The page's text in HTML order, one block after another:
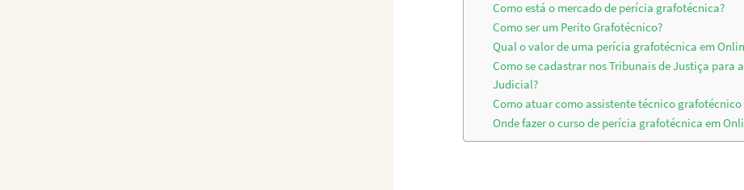
Como está o mercado de perícia grafotécnica?
Como ser um Perito Grafotécnico?
Qual o valor de uma perícia grafotécnica em
Como se cadastrar nos Tribunais de Justiça para
Judicial?
Como atuar como assistente técnico grafotécnico
Onde fazer o curso de perícia grafotécnica em